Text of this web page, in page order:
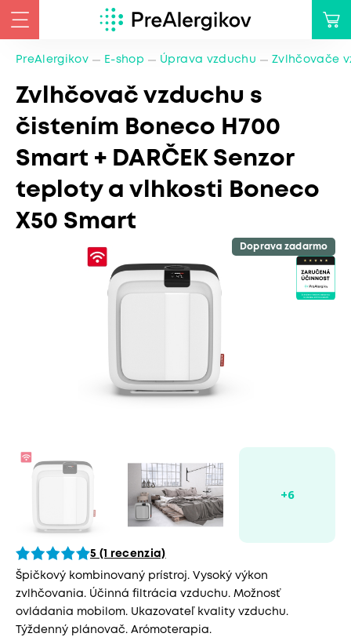
PreAlergikov E-shop Úprava vzduchu Zvlhčovače
Zvlhčovač vzduchu s
čistením Boneco H700
Smart + DARČEK Senzor
teploty a vlhkosti Boneco
X50 Smart
Doprava zadarmo
5 (1 recenzia)
Špičkový kombinovaný prístroj. Vysoký výkon
zvlhčovania. Účinná filtrácia vzduchu. Možnosť
ovládania mobilom. Ukazovateľ kvality vzduchu.
Týždenný plánovač. Arómoterapia.